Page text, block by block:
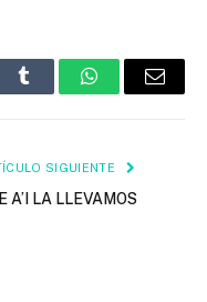
Tumblr WhatsAppEmail
SIGUIENTE
A’I LA LLEVAMOS